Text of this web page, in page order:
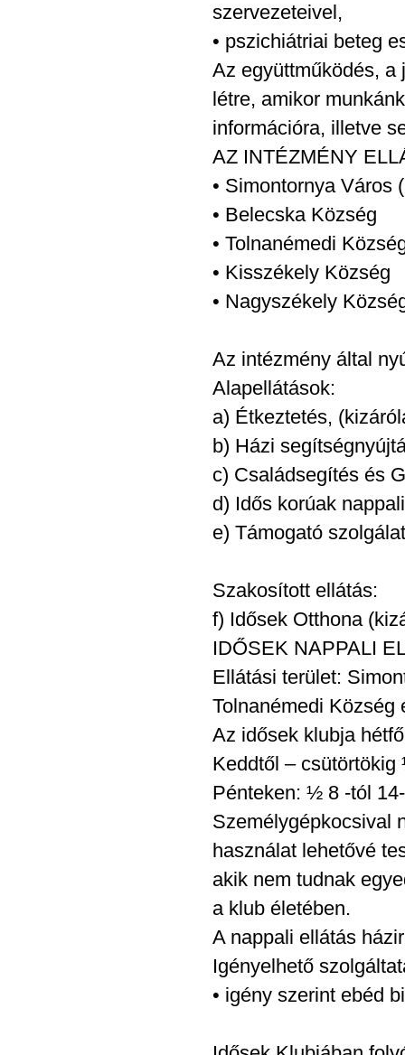
szervezeteivel,
• pszichiátriai beteg
Az együttműködés, a
létre, amikor
információra, illetve
AZ INTÉZMÉNY
• Simontornya Város
• Belecska Község
• Tolnanémedi
• Kisszékely Község
• Nagyszékely
Az intézmény által
Alapellátások:
a) Étkeztetés,
b) Házi
c) Családsegítés és
d) Idős korúak
e) Támogató szolgálat
Szakosított ellátás:
f) Idősek Otthona
IDŐSEK NAPPALI
Ellátási terület:
Tolnanémedi Község
Az idősek klubja
Keddtől –
Pénteken: ½ 8 -tól
Személygépkocsival
használat lehetővé
akik nem tudnak
a klub életében.
A nappali ellátás
Igényelhető
• igény szerint ebéd